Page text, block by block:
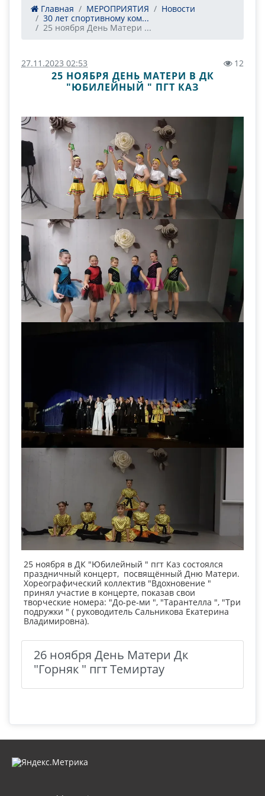
Главная МЕРОПРИЯТИЯ
Новости
30 лет спортивному ком...
25 ноября День Матери ...
27.11.2023 02:53 12
25 НОЯБРЯ ДЕНЬ МАТЕРИ В ДК
"ЮБИЛЕЙНЫЙ " ПГТ КАЗ
25 ноября в ДК "Юбилейный " пгт Каз состоялся
праздничный концерт, посвящённый Дню Матери.
Хореографический коллектив "Вдохновение "
принял участие в концерте, показав свои
творческие номера: "До-ре-ми ", "Тарантелла ", "Три
подружки " ( руководитель Сальникова Екатерина
Владимировна).
26 ноября День Матери Дк
"Горняк " пгт Темиртау